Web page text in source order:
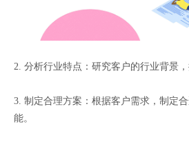
2. 分析行业特点：研究客户的行业背景，
3. 制定合理方案：根据客户需求，制定
能。